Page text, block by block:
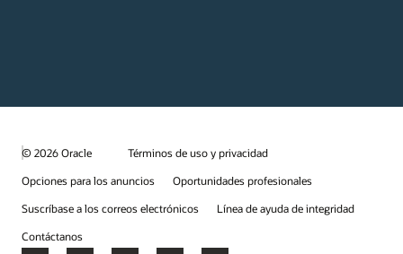
© 2026 Oracle
Términos de uso y privacidad
Opciones para los anuncios
Oportunidades profesionales
Suscríbase a los correos electrónicos
Línea de ayuda de integridad
Contáctanos